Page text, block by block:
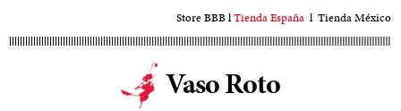
al
Store BBBlTienda España l Tienda México
Vaso Roto